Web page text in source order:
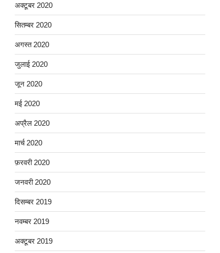
अक्टूबर 2020
सितम्बर 2020
अगस्त 2020
जुलाई 2020
जून 2020
मई 2020
अप्रैल 2020
मार्च 2020
फ़रवरी 2020
जनवरी 2020
दिसम्बर 2019
नवम्बर 2019
अक्टूबर 2019